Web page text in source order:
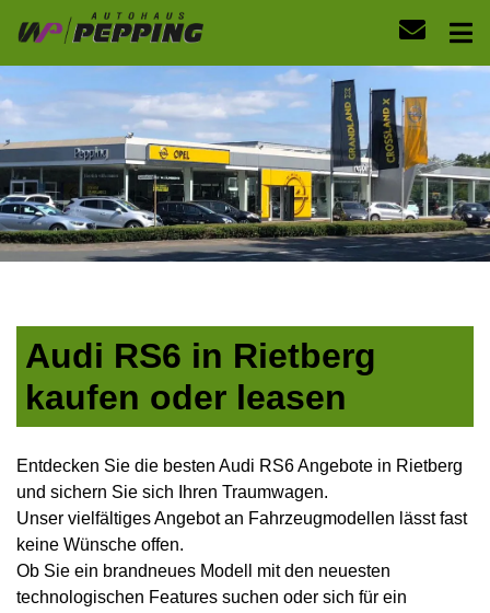
Audi RS6 in Rietberg
kaufen oder leasen
Entdecken Sie die besten Audi RS6 Angebote in Rietberg
und sichern Sie sich Ihren Traumwagen.
Unser vielfältiges Angebot an Fahrzeugmodellen lässt fast
keine Wünsche offen.
Ob Sie ein brandneues Modell mit den neuesten
technologischen Features suchen oder sich für ein